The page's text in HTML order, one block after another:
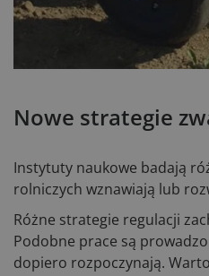
Nowe strategie
Instytuty naukowe badają
rolniczych wznawiają lub
Różne strategie regulacji
Podobne prace są
dopiero rozpoczynają.